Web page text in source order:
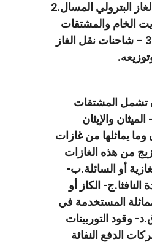
توزيع اسطوانات الغاز البترولي المسال.2
الخام والمشتقات
البترولية وتوزيعها.3 – شاحنات نقل الغاز
تشمل المشتقات
والإيثان
وما يماثلها من غازات
من هذه الغازات
أو السائلة.ب-
النافثا.ج- الكاز أو
المستخدمة في
وقود التوربينات
الدفع النفاثة